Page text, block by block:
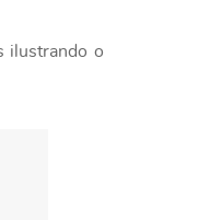
ilustrando o